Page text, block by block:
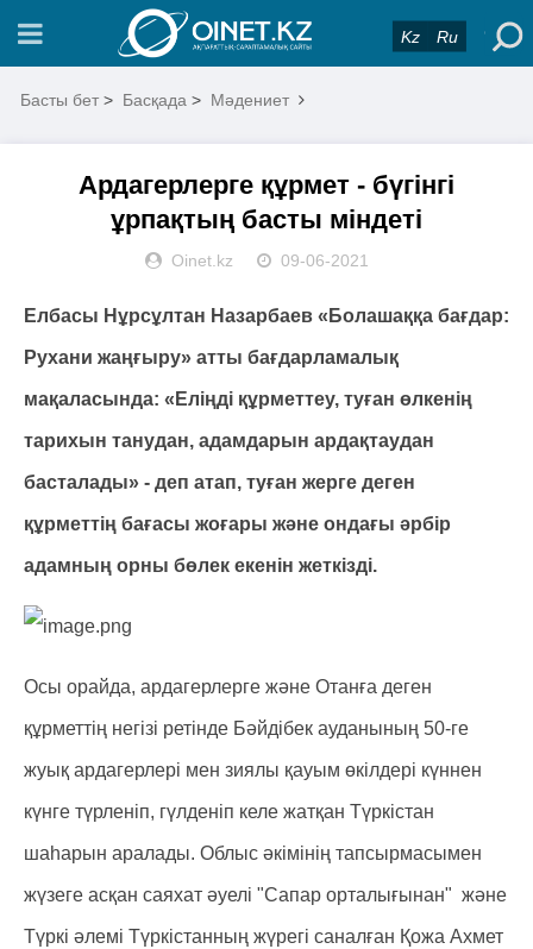
Kz Ru
Басты бет > Басқада > Мәдениет
Ардагерлерге құрмет - бүгінгі
ұрпақтың басты міндеті
Oinet.kz 09-06-2021
Елбасы Нұрсұлтан Назарбаев «Болашаққа бағдар:
Рухани жаңғыру» атты бағдарламалық
мақаласында: «Еліңді құрметтеу, туған өлкенің
тарихын танудан, адамдарын ардақтаудан
басталады» - деп атап, туған жерге деген
құрметтің бағасы жоғары және ондағы әрбір
адамның орны бөлек екенін жеткізді.
Осы орайда, ардагерлерге және Отанға деген
құрметтің негізі ретінде Бәйдібек ауданының 50-ге
жуық ардагерлері мен зиялы қауым өкілдері күннен
күнге түрленіп, гүлденіп келе жатқан Түркістан
шаһарын аралады. Облыс әкімінің тапсырмасымен
жүзеге асқан саяхат әуелі "Сапар орталығынан" және
Түркі әлемі Түркістанның жүрегі саналған Қожа Ахмет